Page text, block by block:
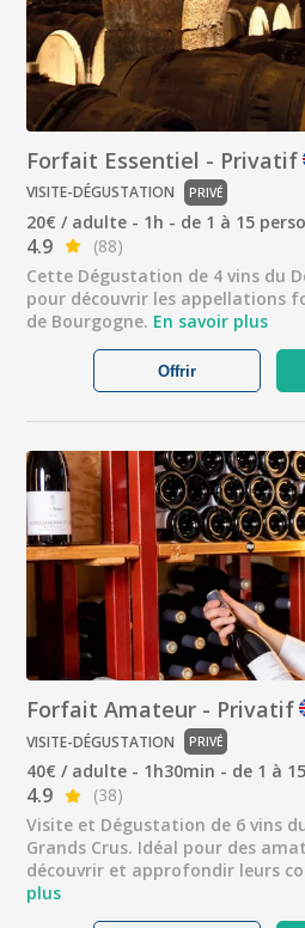
Forfait Essentiel - Privatif
VISITE-DÉGUSTATION PRIVÉ
20€ / adulte - 1h - de 1 à 15
4.9
(88)
Cette Dégustation de 4 vins du
pour découvrir les appellations
de Bourgogne. En savoir plus
Offrir
Forfait Amateur - Privatif
VISITE-DÉGUSTATION PRIVÉ
40€ / adulte - 1h30min - de 1 à
4.9
(38)
Visite et Dégustation de 6 vins
Grands Crus. Idéal pour des
découvrir et approfondir leurs
plus